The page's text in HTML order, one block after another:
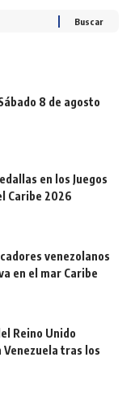
8 de agosto
en los Juegos
Caribe 2026
venezolanos
en el mar Caribe
Reino Unido
tras los